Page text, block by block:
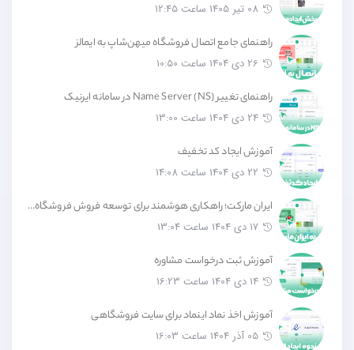
08 تیر 1405 ساعت 12:45
راهنمای جامع اتصال فروشگاه میهن‌شاپ به ایمالز
26 دی 1404 ساعت 10:50
راهنمای تغییر Name Server (NS) در سامانه ایرنیک
24 دی 1404 ساعت 13:00
آموزش ایجاد کد تخفیف
22 دی 1404 ساعت 14:08
ایران مارکت؛ راهکاری هوشمند برای توسعه فروش فروشگاه‌های آنلاین
17 دی 1404 ساعت 13:04
آموزش ثبت درخواست مشاوره
14 دی 1404 ساعت 16:23
آموزش اخذ نماد اینماد برای سایت فروشگاهی
05 آذر 1404 ساعت 16:03